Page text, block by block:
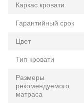
Каркас кровати
Гарантийный срок
Цвет
Тип кровати
Размеры
рекомендуемого
матраса